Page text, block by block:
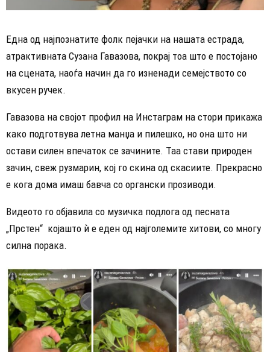
Една од најпознатите фолк пејачки на нашата естрада,
атрактивната Сузана Гавазова, покрај тоа што е постојано
на сцената, наоѓа начин да го изненади семејството со
вкусен ручек.
Гавазова на својот профил на Инстаграм на стори прикажа
како подготвува летна манџа и пилешко, но она што ни
остави силен впечаток се зачините. Таа стави природен
зачин, свеж рузмарин, кој го скина од скасиите. Прекрасно
е кога дома имаш бавча со органски прозиводи.
Видеото го објавила со музичка подлога од песната
„Прстен“ којашто ѝ е еден од најголемите хитови, со многу
силна порака.